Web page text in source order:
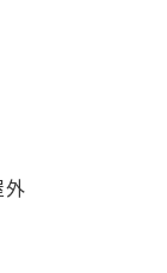
外